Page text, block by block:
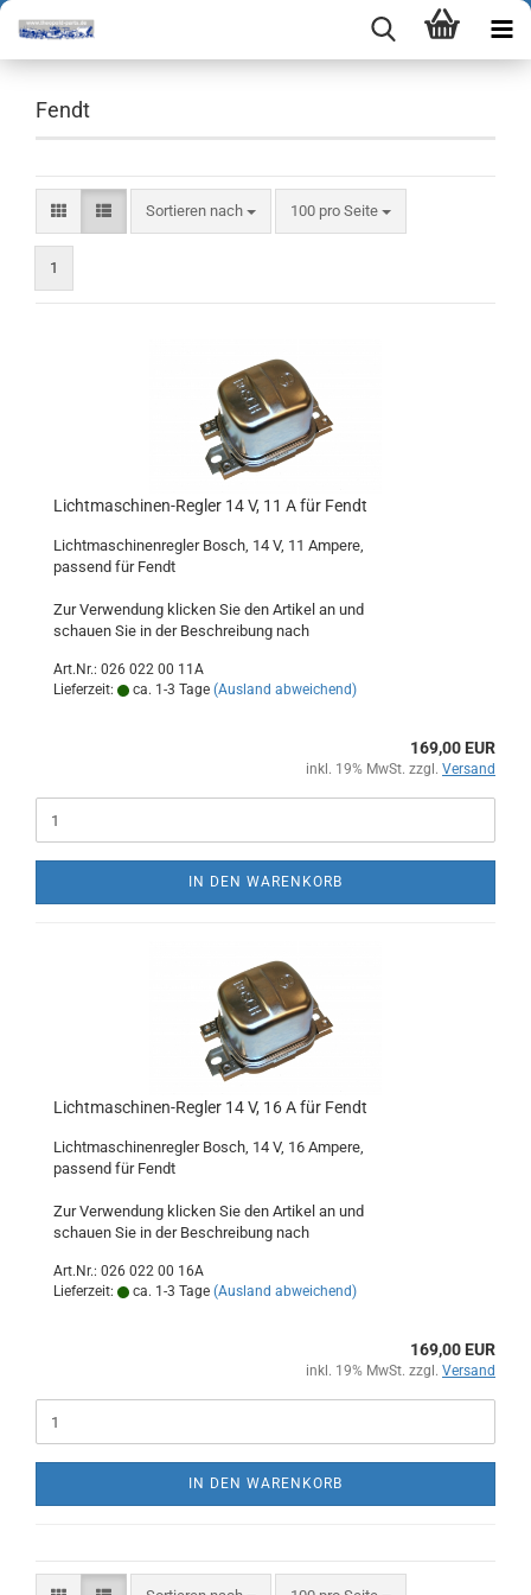
Fendt
Sortieren nach
Sortieren nach 100 pro Seite
pro Seite
1
Lichtmaschinen-Regler 14 V, 11 A für Fendt
Lichtmaschinenregler Bosch, 14 V, 11 Ampere,
passend für Fendt
Zur Verwendung klicken Sie den Artikel an und
schauen Sie in der Beschreibung nach
Art.Nr.: 026 022 00 11A
Lieferzeit:
ca. 1-3 Tage (Ausland abweichend)
169,00 EUR
inkl. 19% MwSt. zzgl. Versand
IN DEN WARENKORB
Lichtmaschinen-Regler 14 V, 16 A für Fendt
Lichtmaschinenregler Bosch, 14 V, 16 Ampere,
passend für Fendt
Zur Verwendung klicken Sie den Artikel an und
schauen Sie in der Beschreibung nach
Art.Nr.: 026 022 00 16A
Lieferzeit:
ca. 1-3 Tage (Ausland abweichend)
169,00 EUR
inkl. 19% MwSt. zzgl. Versand
IN DEN WARENKORB